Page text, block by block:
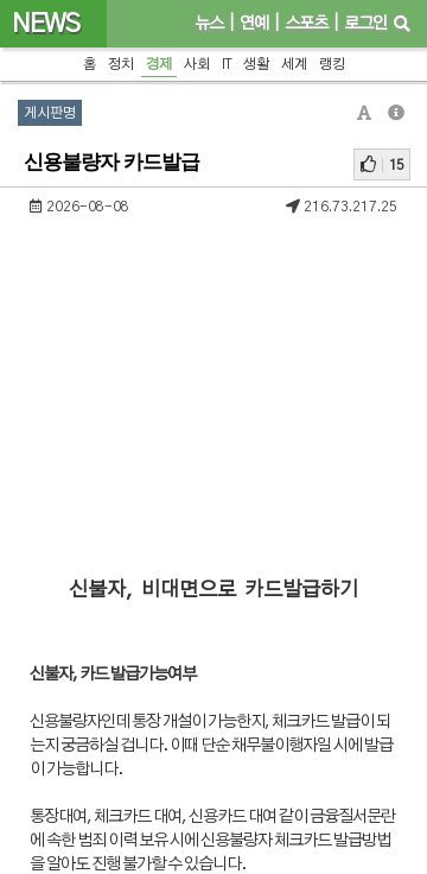
NEWS 뉴스 연예 스포츠 로그인
홈 정치 경제 사회 IT 생활 세계 랭킹
게시판명
신용불량자 카드발급 15
2026-08-08 216.73.217.25
신불자, 비대면으로 카드발급하기
신불자, 카드 발급가능여부
신용불량자인데 통장 개설이 가능한지, 체크카드 발급이 되
는지 궁금하실 겁니다. 이때 단순 채무불이행자일 시에 발급
이 가능합니다.
통장대여, 체크카드 대여, 신용카드 대여 같이 금융질서문란
에 속한 범죄 이력 보유 시에 신용불량자 체크카드 발급방법
을 알아도 진행 불가할 수 있습니다.